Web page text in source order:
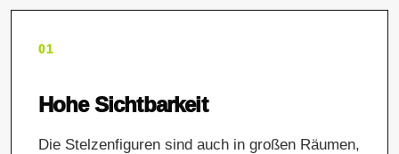
01
Hohe Sichtbarkeit
Die Stelzenfiguren sind auch in großen Räumen,